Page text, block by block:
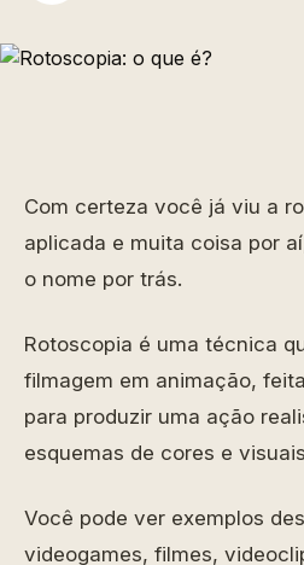
Com certeza você já viu a
aplicada e muita coisa por
o nome por trás.
Rotoscopia é uma técnica
filmagem em animação,
para produzir uma ação
esquemas de cores e
Você pode ver exemplos
videogames, filmes,